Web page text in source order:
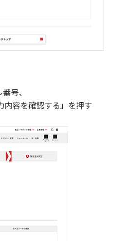
号、
内容を確認する」を押す